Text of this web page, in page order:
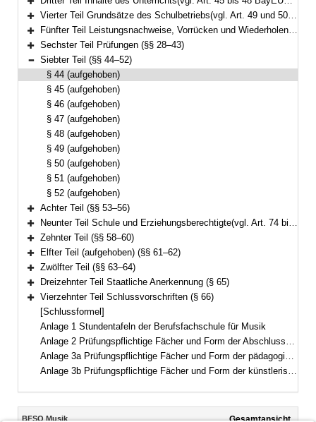
Bereich erweitern
Bereich erweitern
Vierter Teil Grundsätze des Schulbetriebs(vgl. Art. 49 und 50 BayEUG) (§§ 11–18)
Bereich erweitern
Fünfter Teil Leistungsnachweise, Vorrücken und Wiederholen, Zeugnisse (§§ 19–27)
Bereich erweitern
Sechster Teil Prüfungen (§§ 28–43)
Bereich reduzieren
Siebter Teil (§§ 44–52)
§ 44 (aufgehoben)
§ 45 (aufgehoben)
§ 46 (aufgehoben)
§ 47 (aufgehoben)
§ 48 (aufgehoben)
§ 49 (aufgehoben)
§ 50 (aufgehoben)
§ 51 (aufgehoben)
§ 52 (aufgehoben)
Bereich erweitern
Achter Teil (§§ 53–56)
Bereich erweitern
Neunter Teil Schule und Erziehungsberechtigte(vgl. Art. 74 bis 76 BayEUG) (§ 57)
Bereich erweitern
Zehnter Teil (§§ 58–60)
Bereich erweitern
Elfter Teil (aufgehoben) (§§ 61–62)
Bereich erweitern
Zwölfter Teil (§§ 63–64)
Bereich erweitern
Dreizehnter Teil Staatliche Anerkennung (§ 65)
Bereich erweitern
Vierzehnter Teil Schlussvorschriften (§ 66)
[Schlussformel]
Anlage 1 Stundentafeln der Berufsfachschule für Musik
Anlage 2 Prüfungspflichtige Fächer und Form der Abschlussprüfung der zweijährigen Ausbildung
Anlage 3a Prüfungspflichtige Fächer und Form der pädagogischen Zusatzprüfung
Anlage 3b Prüfungspflichtige Fächer und Form der künstlerischen Zusatzprüfung
Inhalt
BFSO Musik Gesamtansicht